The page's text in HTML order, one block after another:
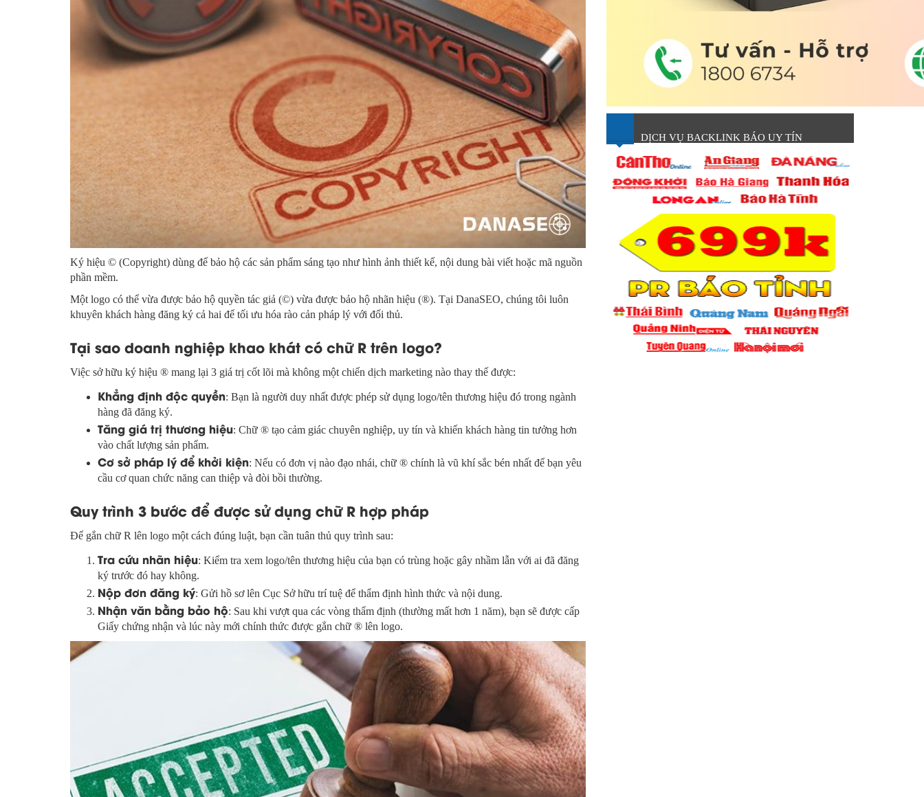
Ký hiệu © (Copyright) dùng để bảo hộ các sản phẩm sáng tạo như hình ảnh thiết kế, nội dung bài viết hoặc mã nguồn
phần mềm.
Một logo có thể vừa được bảo hộ quyền tác giả (©) vừa được bảo hộ nhãn hiệu (®). Tại DanaSEO, chúng tôi luôn
khuyên khách hàng đăng ký cả hai để tối ưu hóa rào cản pháp lý với đối thủ.
Tại sao doanh nghiệp khao khát có chữ R trên logo?
Việc sở hữu ký hiệu ® mang lại 3 giá trị cốt lõi mà không một chiến dịch marketing nào thay thế được:
Khẳng định độc quyền: Bạn là người duy nhất được phép sử dụng logo/tên thương hiệu đó trong ngành
hàng đã đăng ký.
Tăng giá trị thương hiệu: Chữ ® tạo cảm giác chuyên nghiệp, uy tín và khiến khách hàng tin tưởng hơn
vào chất lượng sản phẩm.
Cơ sở pháp lý để khởi kiện: Nếu có đơn vị nào đạo nhái, chữ ® chính là vũ khí sắc bén nhất để bạn yêu
cầu cơ quan chức năng can thiệp và đòi bồi thường.
Quy trình 3 bước để được sử dụng chữ R hợp pháp
Để gắn chữ R lên logo một cách đúng luật, bạn cần tuân thủ quy trình sau:
Tra cứu nhãn hiệu: Kiểm tra xem logo/tên thương hiệu của bạn có trùng hoặc gây nhầm lẫn với ai đã đăng
ký trước đó hay không.
Nộp đơn đăng ký: Gửi hồ sơ lên Cục Sở hữu trí tuệ để thẩm định hình thức và nội dung.
Nhận văn bằng bảo hộ: Sau khi vượt qua các vòng thẩm định (thường mất hơn 1 năm), bạn sẽ được cấp
Giấy chứng nhận và lúc này mới chính thức được gắn chữ ® lên logo.
DỊCH VỤ BACKLINK BÁO UY TÍN